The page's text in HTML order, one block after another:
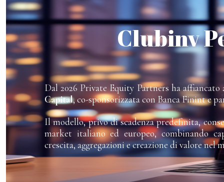
Clubinv
Dal 2026 Private Equity Partners ha
Capital, co-sponsorizzata con Banca Finint e
Il modello, privo di scadenza predefinita,
market italiano ed europeo, combinando
crescita, aggregazioni e creazione di valore nel